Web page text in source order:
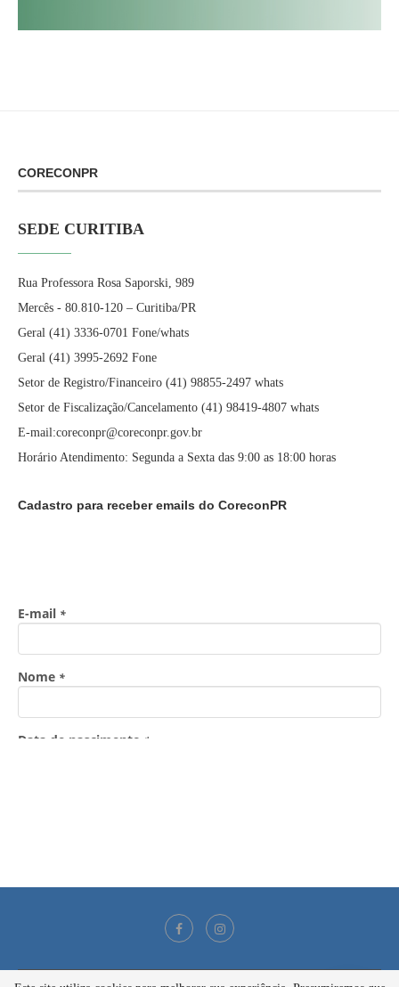
CORECONPR
SEDE CURITIBA
Rua Professora Rosa Saporski, 989
Mercês - 80.810-120 – Curitiba/PR
Geral (41) 3336-0701 Fone/whats
Geral (41) 3995-2692 Fone
Setor de Registro/Financeiro (41) 98855-2497 whats
Setor de Fiscalização/Cancelamento (41) 98419-4807 whats
E-mail:coreconpr@coreconpr.gov.br
Horário Atendimento: Segunda a Sexta das 9:00 as 18:00 horas
Cadastro para receber emails do CoreconPR